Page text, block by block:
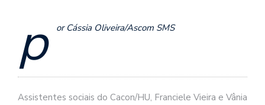
p or Cássia Oliveira/Ascom SMS
Assistentes sociais do Cacon/HU, Franciele Vieira e Vânia